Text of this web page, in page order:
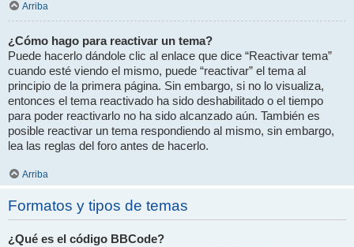
Arriba
¿Cómo hago para reactivar un tema?
Puede hacerlo dándole clic al enlace que dice “Reactivar tema”
cuando esté viendo el mismo, puede “reactivar” el tema al
principio de la primera página. Sin embargo, si no lo visualiza,
entonces el tema reactivado ha sido deshabilitado o el tiempo
para poder reactivarlo no ha sido alcanzado aún. También es
posible reactivar un tema respondiendo al mismo, sin embargo,
lea las reglas del foro antes de hacerlo.
Arriba
Formatos y tipos de temas
¿Qué es el código BBCode?